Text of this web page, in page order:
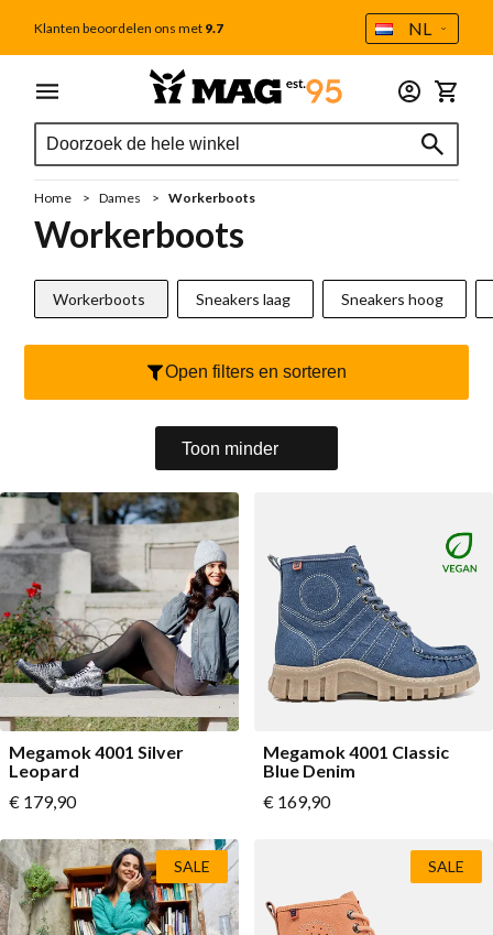
Klanten beoordelen ons met 9.7
Taal NL
Menu
Zoek
Zoek
Zoek
Alle dames
Sale
Nieuw
Outlet
Dames
Sneakers laag
Handgestikte mocassins
Lage schoenen
Vegan
Sandalen
Loafers
Bikerboots
Veterlaarsjes
Workerboots
Enkellaarsjes met rits
Hakken
Laarzen
Alle heren
Sale
Cadeaubon
Heren
Handgestikte mocassins
Loafers
Sale
Outlet
Tweede Kans
Alle accessoires
Schoenverzorging
Cadeaubon
Accessoires
Voetbedden
Home Dames Workerboots
Workerboots
Sneakers laag Sneakers hoog
Workerboots
Toon minder
Megamok 4001 Silver
Leopard
Vanaf
€ 179,90
Megamok 4001 Classic
Blue Denim
Vanaf
€ 169,90
SALE SALE
Open filters en sorteren